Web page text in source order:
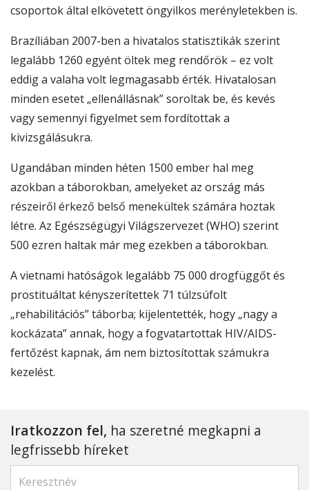
csoportok által elkövetett öngyilkos merényletekben is.
Brazíliában 2007-ben a hivatalos statisztikák szerint
legalább 1260 egyént öltek meg rendőrök – ez volt
eddig a valaha volt legmagasabb érték. Hivatalosan
minden esetet „ellenállásnak” soroltak be, és kevés
vagy semennyi figyelmet sem fordítottak a
kivizsgálásukra.
Ugandában minden héten 1500 ember hal meg
azokban a táborokban, amelyeket az ország más
részeiről érkező belső menekültek számára hoztak
létre. Az Egészségügyi Világszervezet (WHO) szerint
500 ezren haltak már meg ezekben a táborokban.
A vietnami hatóságok legalább 75 000 drogfüggőt és
prostituáltat kényszerítettek 71 túlzsúfolt
„rehabilitációs” táborba; kijelentették, hogy „nagy a
kockázata” annak, hogy a fogvatartottak HIV/AIDS-
fertőzést kapnak, ám nem biztosítottak számukra
kezelést.
Iratkozzon fel, ha szeretné megkapni a
legfrissebb híreket